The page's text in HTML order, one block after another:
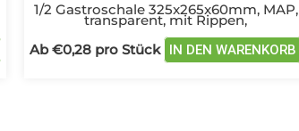
1/2 Gastroschale 325x265x60mm, MAP,
transparent, mit Rippen,
Ab€0,28 pro Stück IN DEN WARENKORB